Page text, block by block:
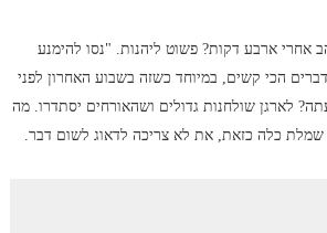
אחרי ארבע דקות? פשוט ליהנות. "נסו להימנע
הכי קשים, במיוחד כשזה בשבוע האחרון לפני
לארגן שולחנות גדולים ושהאורחים יסתדרו. מה
כלה כזאת, את לא צריכה לדאוג לשום דבר.